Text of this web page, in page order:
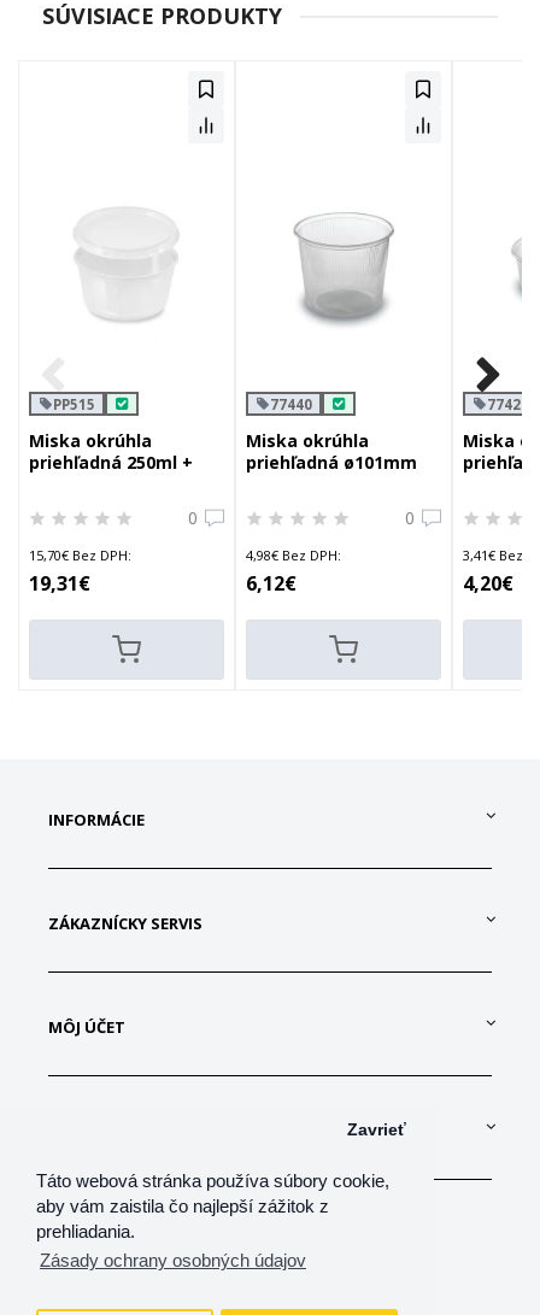
Táto webová stránka používa súbory cookie,
aby vám zaistila čo najlepší zážitok z
prehliadania.
Zásady ochrany osobných údajov
Zavrieť
SÚVISIACE PRODUKTY
PP515
Miska okrúhla
priehľadná 250ml +
0
15,70€ Bez DPH:
19,31€
77440
Miska okrúhla
priehľadná ø101mm
0
4,98€ Bez DPH:
6,12€
77420
Miska
3,41€ Bez
4,20€
INFORMÁCIE
ZÁKAZNÍCKY SERVIS
MÔJ ÚČET